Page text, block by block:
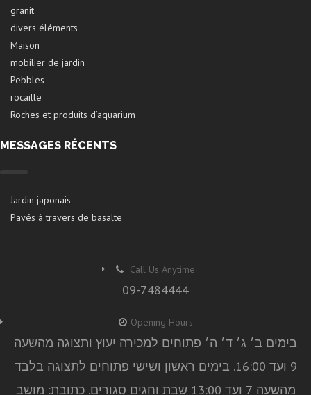
granit
divers éléments
Maison
mobilier de jardin
Pebbles
rocaille
Roches et produits d’aquarium
MESSAGES RÉCENTS
Jardin japonais
Pavés à travers de basalte
Call Us Anytime
09-7484444
Opening Hours
בימים ב׳ ג׳ ד׳ ה׳ פתוחים למכירה יעוץ ותצוגה מהשעה
9 ועד 16:00. בימים ראשון ושישי פתוחים לתצוגה בלבד
מהשעה 7 ועד 13:00 שבת וחגים סגורים. כתובת: מושב